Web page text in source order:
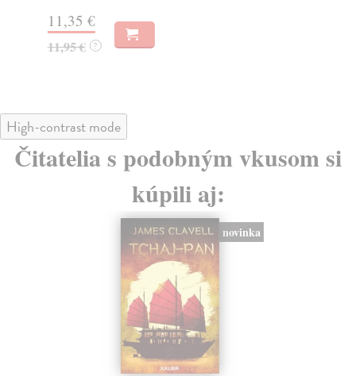
11,35 €
11,95 € ?
High-contrast mode
Čitatelia s podobným vkusom si
kúpili aj:
novinka